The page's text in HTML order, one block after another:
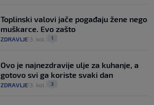
Toplinski valovi jače pogađaju žene nego
muškarce. Evo zašto
ZDRAVLJE 3. kol. 1
Ovo je najnezdravije ulje za kuhanje, a
gotovo svi ga koriste svaki dan
ZDRAVLJE 3. kol. 3